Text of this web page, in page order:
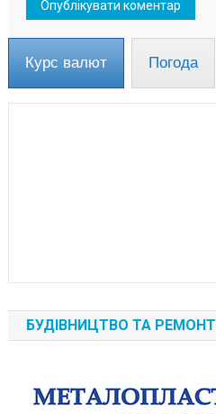
Курс валют Погода
БУДІВНИЦТВО ТА РЕМОНТ